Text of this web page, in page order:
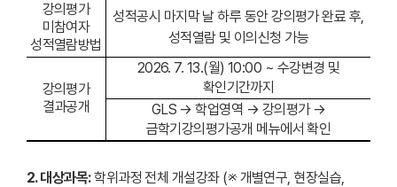
강의평가
미참여자
성적열람방법
성적공시 마지막 날 하루 동안 강의평가 완료 후,
성적열람 및 이의신청 가능
강의평가
결과공개
2026. 7. 13.(월) 10:00 ~ 수강변경 및
확인기간까지
GLS → 학업영역 → 강의평가 →
금학기강의평가공개 메뉴에서 확인
2. 대상과목:학위과정 전체 개설강좌 (※ 개별연구, 현장실습,